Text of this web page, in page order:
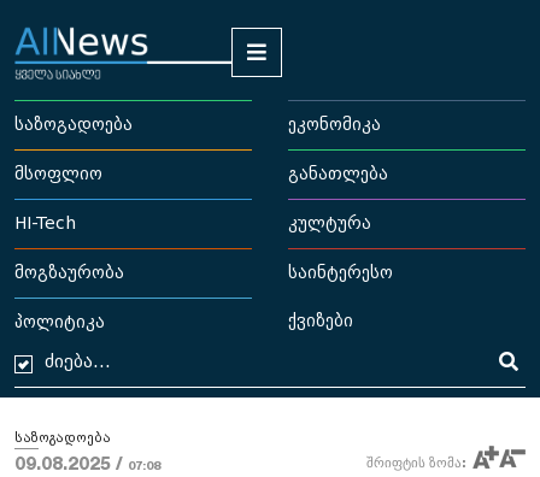
საზოგადოება ეკონომიკა
მსოფლიო განათლება
HI-Tech კულტურა
მოგზაურობა საინტერესო
პოლიტიკა ქვიზები
საზოგადოება
09.08.2025 / 07:08 შრიფტის ზომა: